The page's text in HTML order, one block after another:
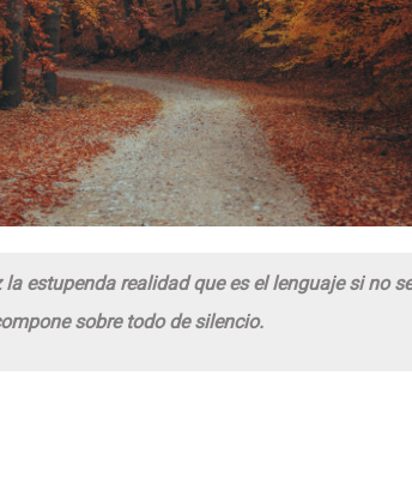
la estupenda realidad que es el lenguaje si no
sobre todo de silencio.